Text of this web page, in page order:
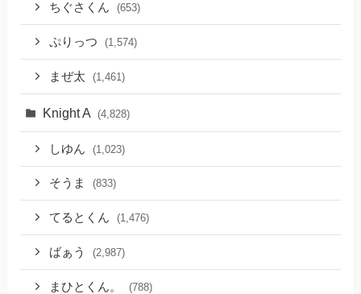
ちぐさくん (653)
ぷりっつ (1,574)
まぜ太 (1,461)
Knight A (4,828)
しゆん (1,023)
そうま (833)
てるとくん (1,476)
ばぁう (2,987)
まひとくん。 (788)